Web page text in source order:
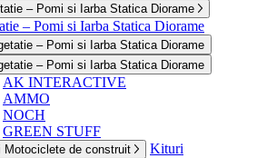
– Pomi si Iarba Statica Diorame
– Pomi si Iarba Statica Diorame
– Pomi si Iarba Statica Diorame
– Pomi si Iarba Statica Diorame
AK INTERACTIVE
AMMO
NOCH
GREEN STUFF
Motociclete de construit
Kituri